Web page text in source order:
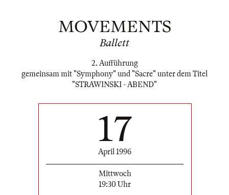
MOVEMENTS
Ballett
2. Aufführung
gemeinsam mit "Symphony" und "Sacre" unter dem Titel
"STRAWINSKI - ABEND"
17
April 1996
Mittwoch
19:30 Uhr